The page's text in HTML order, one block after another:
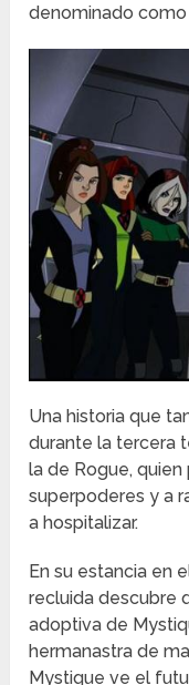
denominado
Una historia que
durante la tercera
la de Rogue,
superpoderes y a
a hospitalizar.
En su estancia en
recluida descubre
adoptiva de
hermanastra de
Mystique ve el